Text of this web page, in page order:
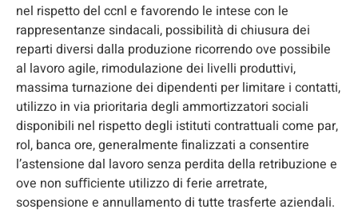
nel rispetto del ccnl e favorendo le intese con le
rappresentanze sindacali, possibilità di chiusura dei
reparti diversi dalla produzione ricorrendo ove possibile
al lavoro agile, rimodulazione dei livelli produttivi,
massima turnazione dei dipendenti per limitare i contatti,
utilizzo in via prioritaria degli ammortizzatori sociali
disponibili nel rispetto degli istituti contrattuali come par,
rol, banca ore, generalmente ﬁnalizzati a consentire
l’astensione dal lavoro senza perdita della retribuzione e
ove non suﬃciente utilizzo di ferie arretrate,
sospensione e annullamento di tutte trasferte aziendali.